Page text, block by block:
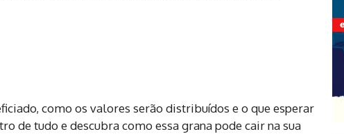
como os valores serão distribuídos e o que esperar
de tudo e descubra como essa grana pode cair na sua